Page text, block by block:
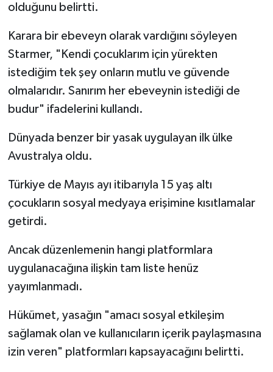
olduğunu belirtti.
Karara bir ebeveyn olarak vardığını söyleyen
Starmer, "Kendi çocuklarım için yürekten
istediğim tek şey onların mutlu ve güvende
olmalarıdır. Sanırım her ebeveynin istediği de
budur" ifadelerini kullandı.
Dünyada benzer bir yasak uygulayan ilk ülke
Avustralya oldu.
Türkiye de Mayıs ayı itibarıyla 15 yaş altı
çocukların sosyal medyaya erişimine kısıtlamalar
getirdi.
Ancak düzenlemenin hangi platformlara
uygulanacağına ilişkin tam liste henüz
yayımlanmadı.
Hükümet, yasağın "amacı sosyal etkileşim
sağlamak olan ve kullanıcıların içerik paylaşmasına
izin veren" platformları kapsayacağını belirtti.